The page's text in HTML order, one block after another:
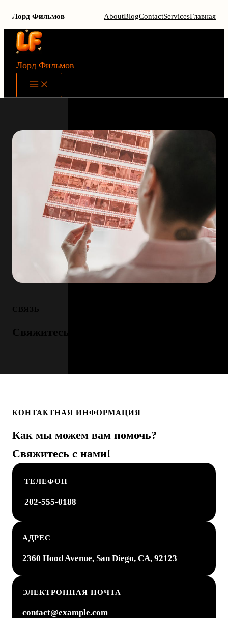
Лорд Фильмов AboutBlogContactServicesГлавная
Перейти
Лорд Фильмов
Main
Menu
СВЯЗЬ
Свяжитесь с нами для любых вопросов
КОНТАКТНАЯ ИНФОРМАЦИЯ
Как мы можем вам помочь?
Свяжитесь с нами!
ТЕЛЕФОН
202-555-0188
АДРЕС
2360 Hood Avenue, San Diego, CA, 92123
ЭЛЕКТРОННАЯ ПОЧТА
contact@example.com